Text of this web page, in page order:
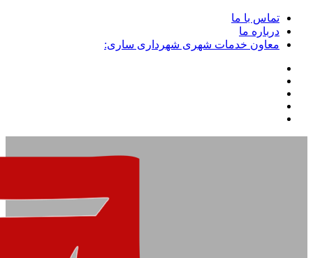
تماس با ما
درباره ما
معاون خدمات شهری شهرداری ساری: